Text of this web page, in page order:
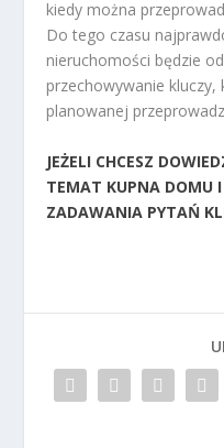
kiedy można
Do tego czasu
nieruchomości będzie
przechowywanie
planowanej
JEŻELI CHCESZ
TEMAT KUPNA DOMU
ZADAWANIA PYTAŃ